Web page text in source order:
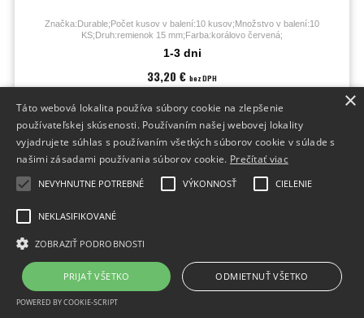
Značka:Durable;Počet kusov v balení:10 kusov;Množstvo v balení:10
KS;Druh:remienok 15 mm;Farba:korálovo červená;
1-3 dni
33,20 € bez DPH
×
Táto webová lokalita používa súbory cookie na zlepšenie
používateľskej skúsenosti. Používaním našej webovej lokality
vyjadrujete súhlas s používaním všetkých súborov cookie v súlade s
našimi zásadami používania súborov cookie. Prečítať viac
NEVYHNUTNE POTREBNÉ VÝKONNOSŤ CIELENIE
NEKLASIFIKOVANÉ
ZOBRAZIŤ PODROBNOSTI
PRIJAŤ VŠETKO ODMIETNUŤ VŠETKO
POWERED BY COOKIE-SCRIPT